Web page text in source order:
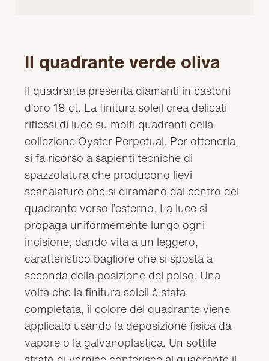
Il quadrante verde oliva
Il quadrante presenta diamanti in castoni
d’oro 18 ct. La finitura soleil crea delicati
riflessi di luce su molti quadranti della
collezione Oyster Perpetual. Per ottenerla,
si fa ricorso a sapienti tecniche di
spazzolatura che producono lievi
scanalature che si diramano dal centro del
quadrante verso l’esterno. La luce si
propaga uniformemente lungo ogni
incisione, dando vita a un leggero,
caratteristico bagliore che si sposta a
seconda della posizione del polso. Una
volta che la finitura soleil è stata
completata, il colore del quadrante viene
applicato usando la deposizione fisica da
vapore o la galvanoplastica. Un sottile